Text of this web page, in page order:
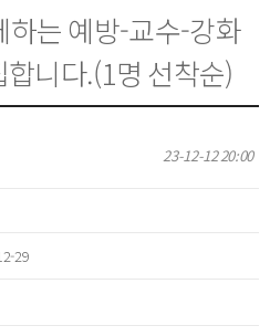
하는 예방-교수-강화
니다.(1명 선착순)
23-12-12 20:00
29